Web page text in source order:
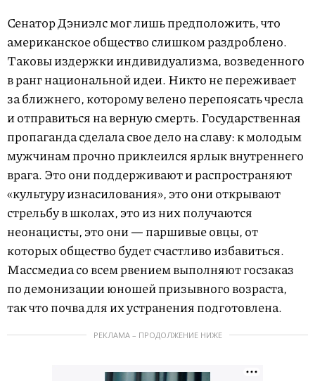
Сенатор Дэниэлс мог лишь предположить, что
американское общество слишком раздроблено.
Таковы издержки индивидуализма, возведенного
в ранг национальной идеи. Никто не переживает
за ближнего, которому велено перепоясать чресла
и отправиться на верную смерть. Государственная
пропаганда сделала свое дело на славу: к молодым
мужчинам прочно приклеился ярлык внутреннего
врага. Это они поддерживают и распространяют
«культуру изнасилования», это они открывают
стрельбу в школах, это из них получаются
неонацисты, это они — паршивые овцы, от
которых общество будет счастливо избавиться.
Массмедиа со всем рвением выполняют госзаказ
по демонизации юношей призывного возраста,
так что почва для их устранения подготовлена.
РЕКЛАМА – ПРОДОЛЖЕНИЕ НИЖЕ